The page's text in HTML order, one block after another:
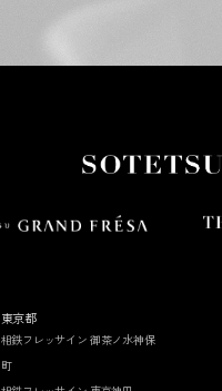
東京都
相鉄フレッサイン 御茶ノ水神保
町